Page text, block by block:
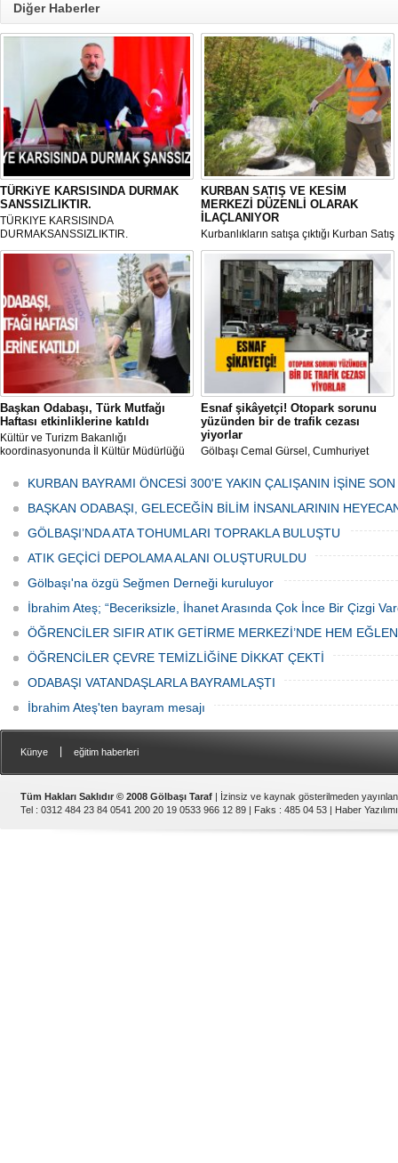
Diğer Haberler
TÜRKiYE KARSISINDA DURMAK
SANSSIZLIKTIR.
TÜRKIYE KARSISINDA
DURMAKSANSSIZLIKTIR.
KURBAN SATIŞ VE KESİM
MERKEZİ DÜZENLİ OLARAK
İLAÇLANIYOR
Kurbanlıkların satışa çıktığı Kurban Satış
ve Kesim Merkezi, haşere ve
mikropların önüne geçilmesi amacıyla
her gün Gölbaşı Belediyesi ekipleri
tarafından düzenli olarak ilaçlanıyor.
Başkan Odabaşı, Türk Mutfağı
Haftası etkinliklerine katıldı
Kültür ve Turizm Bakanlığı
koordinasyonunda İl Kültür Müdürlüğü
Haftası" etkinlikleri Ankara'da devam
ediyor.
Esnaf şikâyetçi! Otopark sorunu
yüzünden bir de trafik cezası
yiyorlar
Gölbaşı Cemal Gürsel, Cumhuriyet
bulunan esnaf ve alışverişe gelen
vatandaşlar park cezaları yüzünden
canından bezdi.
KURBAN BAYRAMI ÖNCESİ 300'E YAKIN ÇALIŞANIN İŞİNE
BAŞKAN ODABAŞI, GELECEĞİN BİLİM İNSANLARININ
GÖLBAŞI’NDA ATA TOHUMLARI TOPRAKLA BULUŞTU
ATIK GEÇİCİ DEPOLAMA ALANI OLUŞTURULDU
Gölbaşı'na özgü Seğmen Derneği kuruluyor
İbrahim Ateş; “Beceriksizle, İhanet Arasında Çok İnce Bir Çizgi
ÖĞRENCİLER SIFIR ATIK GETİRME MERKEZİ’NDE HEM
ÖĞRENCİLER ÇEVRE TEMİZLİĞİNE DİKKAT ÇEKTİ
ODABAŞI VATANDAŞLARLA BAYRAMLAŞTI
İbrahim Ateş'ten bayram mesajı
Künye eğitim haberleri
Tüm Hakları Saklıdır © 2008 Gölbaşı Taraf | İzinsiz ve kaynak gösterilmeden
Tel : 0312 484 23 84 0541 200 20 19 0533 966 12 89 | Faks : 485 04 53 | Haber Yazılımı